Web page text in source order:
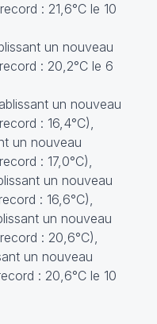
: 21,6°C le 10
un nouveau
: 20,2°C le 6
un nouveau
: 16,4°C),
un nouveau
: 17,0°C),
un nouveau
: 16,6°C),
un nouveau
: 20,6°C),
un nouveau
: 20,6°C le 10